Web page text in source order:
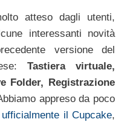
atteso dagli utenti,
interessanti novità
versione del
Tastiera virtuale,
Folder, Registrazione
appreso da poco
il Cupcake,